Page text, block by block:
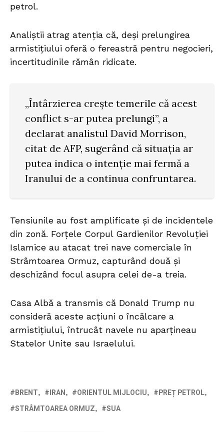
petrol.
Analiștii atrag atenția că, deși prelungirea
armistițiului oferă o fereastră pentru negocieri,
incertitudinile rămân ridicate.
„Întârzierea crește temerile că acest
conflict s-ar putea prelungi”, a
declarat analistul David Morrison,
citat de AFP, sugerând că situația ar
putea indica o intenție mai fermă a
Iranului de a continua confruntarea.
Tensiunile au fost amplificate și de incidentele
din zonă. Forțele Corpul Gardienilor Revoluției
Islamice au atacat trei nave comerciale în
Strâmtoarea Ormuz, capturând două și
deschizând focul asupra celei de-a treia.
Casa Albă a transmis că Donald Trump nu
consideră aceste acțiuni o încălcare a
armistițiului, întrucât navele nu aparțineau
Statelor Unite sau Israelului.
BRENT IRAN ORIENTUL MIJLOCIU
PREȚ PETROL
STRÂMTOAREA ORMUZ
SUA